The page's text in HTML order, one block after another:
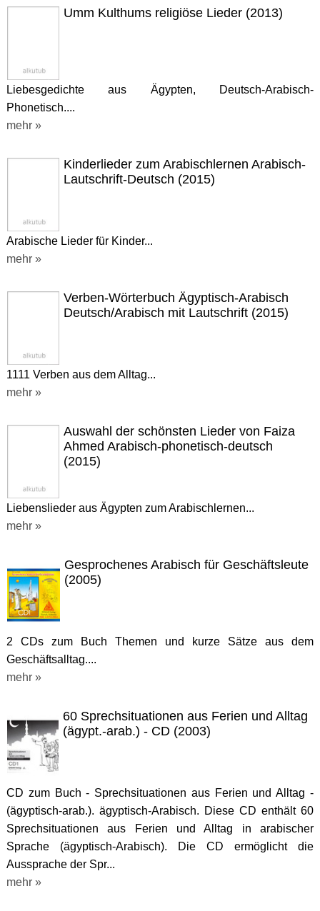
Umm Kulthums religiöse Lieder (2013)
Liebesgedichte aus Ägypten, Deutsch-Arabisch-
Phonetisch....
mehr »
Kinderlieder zum Arabischlernen Arabisch-
Lautschrift-Deutsch (2015)
Arabische Lieder für Kinder...
mehr »
Verben-Wörterbuch Ägyptisch-Arabisch
Deutsch/Arabisch mit Lautschrift (2015)
1111 Verben aus dem Alltag...
mehr »
Auswahl der schönsten Lieder von Faiza
Ahmed Arabisch-phonetisch-deutsch
(2015)
Liebenslieder aus Ägypten zum Arabischlernen...
mehr »
Gesprochenes Arabisch für Geschäftsleute
(2005)
2 CDs zum Buch Themen und kurze Sätze aus dem
Geschäftsalltag....
mehr »
60 Sprechsituationen aus Ferien und Alltag
(ägypt.-arab.) - CD (2003)
CD zum Buch - Sprechsituationen aus Ferien und Alltag -
(ägyptisch-arab.). ägyptisch-Arabisch. Diese CD enthält 60
Sprechsituationen aus Ferien und Alltag in arabischer
Sprache (ägyptisch-Arabisch). Die CD ermöglicht die
Aussprache der Spr...
mehr »